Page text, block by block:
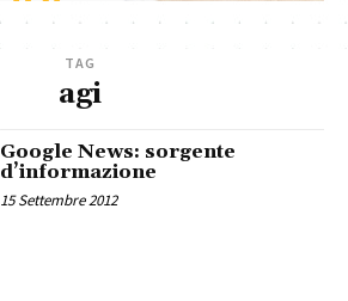
TAG
agi
Google News: sorgente
d’informazione
15 Settembre 2012